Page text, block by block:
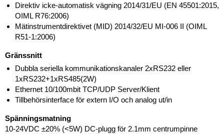
Direktiv icke-automatisk vägning 2014/31/EU (EN 45501:2015,
OIML R76:2006)
Mätinstrumentdirektivet (MID) 2014/32/EU MI-006 II (OIML
R51-1:2006)
Gränssnitt
Dubbla seriella kommunikationskanaler 2xRS232 eller
1xRS232+1xRS485(2W)
Ethernet 10/100mbit TCP/UDP Server/Klient
Tillbehörsinterface för extern I/O och analog ut/in
Spänningsmatning
10-24VDC ±20% (<5W) DC-plugg för 2.1mm centrumpinne